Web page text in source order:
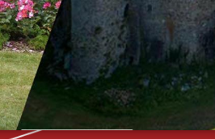
Compte rendu des séances de 2023